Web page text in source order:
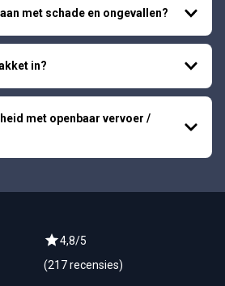
met schade en ongevallen?
in?
met openbaar vervoer /
4,8/5
(217 recensies)